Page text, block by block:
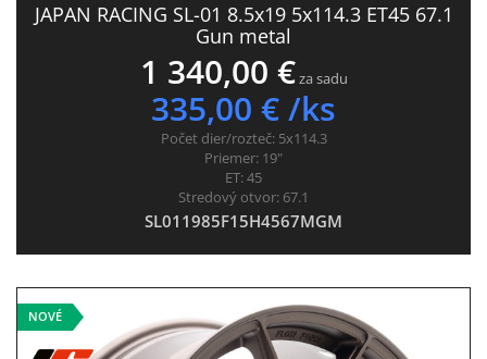
JAPAN RACING SL-01 8.5x19 5x114.3 ET45 67.1
Gun metal
1 340,00 €za sadu
335,00 € /ks
Počet dier/rozteč: 5x114.3
Priemer: 19"
ET:45
Stredový otvor: 67.1
SL011985F15H4567MGM
NOVÉ